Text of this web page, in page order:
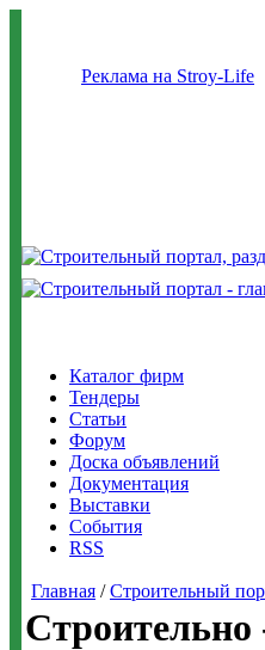
Реклама на Stroy-Life
Каталог фирм
Тендеры
Статьи
Форум
Доска объявлений
Документация
Выставки
События
RSS
Главная /Строительный